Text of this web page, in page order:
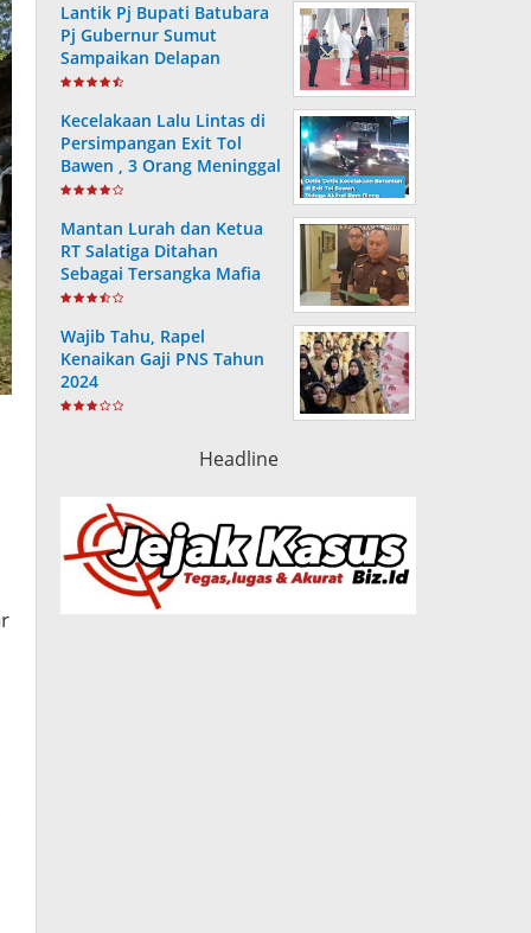
Lantik Pj Bupati Batubara
Pj Gubernur Sumut
Sampaikan Delapan
Arahan Presiden RI
Kecelakaan Lalu Lintas di
Persimpangan Exit Tol
Bawen , 3 Orang Meninggal
dan 9 Lainnya Alami Luka
Mantan Lurah dan Ketua
RT Salatiga Ditahan
Sebagai Tersangka Mafia
Tanah, Negara Rugi Rp 256
Wajib Tahu, Rapel
Kenaikan Gaji PNS Tahun
2024
Headline